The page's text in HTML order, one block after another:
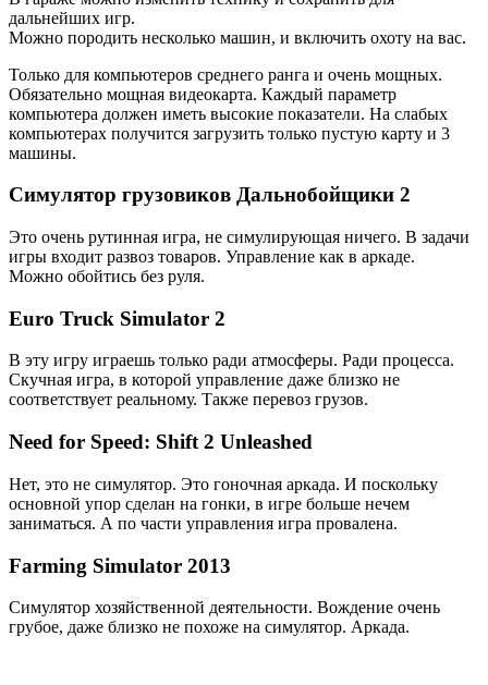
дальнейших игр.
Можно породить несколько машин, и включить охоту на вас.
Только для компьютеров среднего ранга и очень мощных.
Обязательно мощная видеокарта. Каждый параметр
компьютера должен иметь высокие показатели. На слабых
компьютерах получится загрузить только пустую карту и 3
машины.
Симулятор грузовиков Дальнобойщики 2
Это очень рутинная игра, не симулирующая ничего. В задачи
игры входит развоз товаров. Управление как в аркаде.
Можно обойтись без руля.
Euro Truck Simulator 2
В эту игру играешь только ради атмосферы. Ради процесса.
Скучная игра, в которой управление даже близко не
соответствует реальному. Также перевоз грузов.
Need for Speed: Shift 2 Unleashed
Нет, это не симулятор. Это гоночная аркада. И поскольку
основной упор сделан на гонки, в игре больше нечем
заниматься. А по части управления игра провалена.
Farming Simulator 2013
Симулятор хозяйственной деятельности. Вождение очень
грубое, даже близко не похоже на симулятор. Аркада.